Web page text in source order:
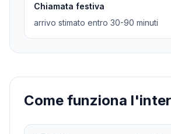
Chiamata festiva
arrivo stimato entro 30-90 minuti
Come funziona